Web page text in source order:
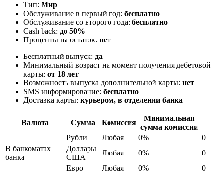
Тип: Мир
Обслуживание в первый год: бесплатно
Обслуживание со второго года: бесплатно
Cash back: до 50%
Проценты на остаток: нет
Бесплатный выпуск: да
Минимальный возраст на момент получения дебетовой
карты: от 18 лет
Возможность выпуска дополнительной карты: нет
SMS информирование: бесплатно
Доставка карты: курьером, в отделении банка
Валюта Сумма Комиссия
Минимальная
сумма комиссии
В банкоматах
банка
Рубли Любая 0%
0
Доллары
США
Любая 0%
0
Евро
Любая 0%
0